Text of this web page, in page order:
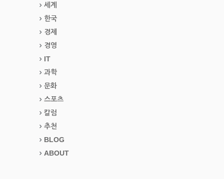
세계
한국
경제
경영
IT
과학
문화
스포츠
칼럼
추천
BLOG
ABOUT